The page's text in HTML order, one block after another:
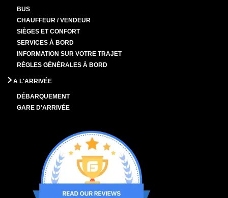
BUS
CHAUFFEUR / VENDEUR
SIÈGES ET CONFORT
SERVICES À BORD
INFORMATION SUR VOTRE TRAJET
RÈGLES GÉNÉRALES À BORD
A L'ARRIVÉE
DÉBARQUEMENT
GARE D'ARRIVÉE